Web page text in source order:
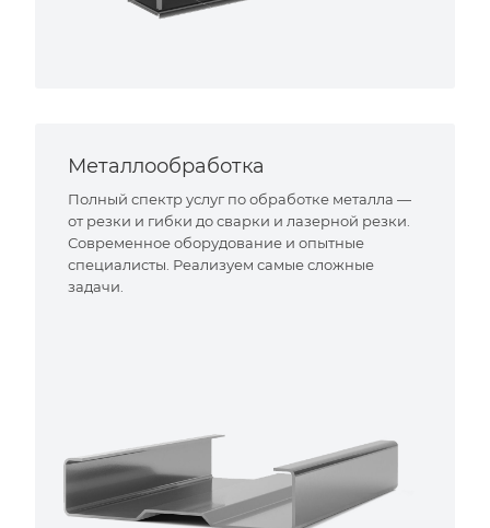
Металлообработка
Полный спектр услуг по обработке металла —
от резки и гибки до сварки и лазерной резки.
Современное оборудование и опытные
специалисты. Реализуем самые сложные
задачи.